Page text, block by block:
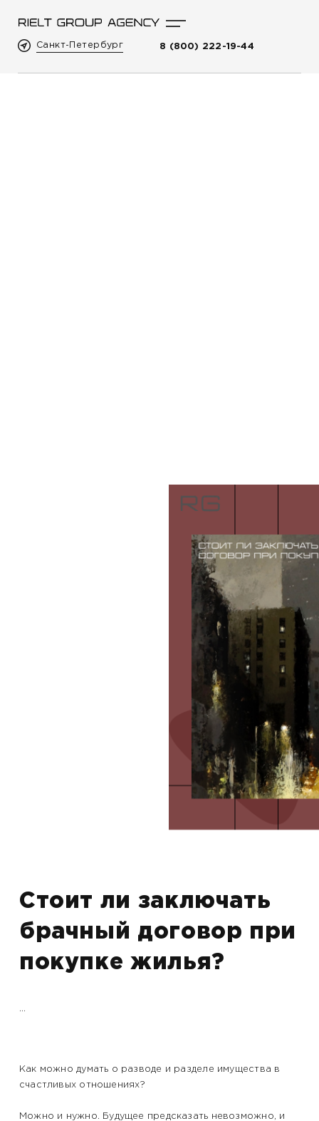
Санкт-Петербург 8 (800) 222-19-44
Стоит ли заключать
брачный договор при
покупке жилья?
...
Как можно думать о разводе и разделе имущества в
счастливых отношениях?
Можно и нужно. Будущее предсказать невозможно, и